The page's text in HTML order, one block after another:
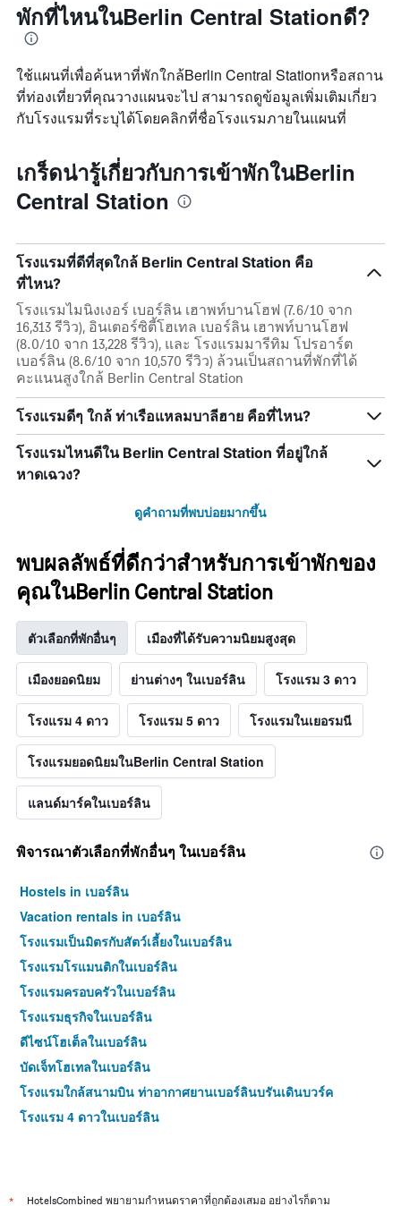
พักที่ไหนในBerlin Central Stationดี?
ใช้แผนที่เพื่อค้นหาที่พักใกล้Berlin Central Stationหรือสถาน
ที่ท่องเที่ยวที่คุณวางแผนจะไป สามารถดูข้อมูลเพิ่มเติมเกี่ยว
กับโรงแรมที่ระบุได้โดยคลิกที่ชื่อโรงแรมภายในแผนที่
เกร็ดน่ารู้เกี่ยวกับการเข้าพักในBerlin
Central Station
โรงแรมที่ดีที่สุดใกล้ Berlin Central Station คือ
ที่ไหน?
โรงแรมไมนิงเงอร์ เบอร์ลิน เฮาพท์บานโฮฟ (7.6/10 จาก
16,313 รีวิว), อินเตอร์ซิตี้โฮเทล เบอร์ลิน เฮาพท์บานโฮฟ
(8.0/10 จาก 13,228 รีวิว), และ โรงแรมมารีทิม โปรอาร์ต
เบอร์ลิน (8.6/10 จาก 10,570 รีวิว) ล้วนเป็นสถานที่พักที่ได้
คะแนนสูงใกล้ Berlin Central Station
โรงแรมดีๆ ใกล้ ท่าเรือแหลมบาลีฮาย คือที่ไหน?
โรงแรมไหนดีใน Berlin Central Station ที่อยู่ใกล้
หาดเฉวง?
ดูคำถามที่พบบ่อยมากขึ้น
พบผลลัพธ์ที่ดีกว่าสำหรับการเข้าพักของ
คุณในBerlin Central Station
ตัวเลือกที่พักอื่นๆ เมืองที่ได้รับความนิยมสูงสุด
เมืองยอดนิยม ย่านต่างๆ ในเบอร์ลิน โรงแรม 3 ดาว
โรงแรม 4 ดาว โรงแรม 5 ดาว โรงแรมในเยอรมนี
โรงแรมยอดนิยมในBerlin Central Station
แลนด์มาร์คในเบอร์ลิน
พิจารณาตัวเลือกที่พักอื่นๆ ในเบอร์ลิน
Hostels in เบอร์ลิน
Vacation rentals in เบอร์ลิน
โรงแรมเป็นมิตรกับสัตว์เลี้ยงในเบอร์ลิน
โรงแรมโรแมนติกในเบอร์ลิน
โรงแรมครอบครัวในเบอร์ลิน
โรงแรมธุรกิจในเบอร์ลิน
ดีไซน์โฮเต็ลในเบอร์ลิน
บัดเจ็ทโฮเทลในเบอร์ลิน
โรงแรมใกล้สนามบิน ท่าอากาศยานเบอร์ลินบรันเดินบวร์ค
โรงแรม 4 ดาวในเบอร์ลิน
HotelsCombined พยายามกำหนดราคาที่ถูกต้องเสมอ อย่างไรก็ตาม